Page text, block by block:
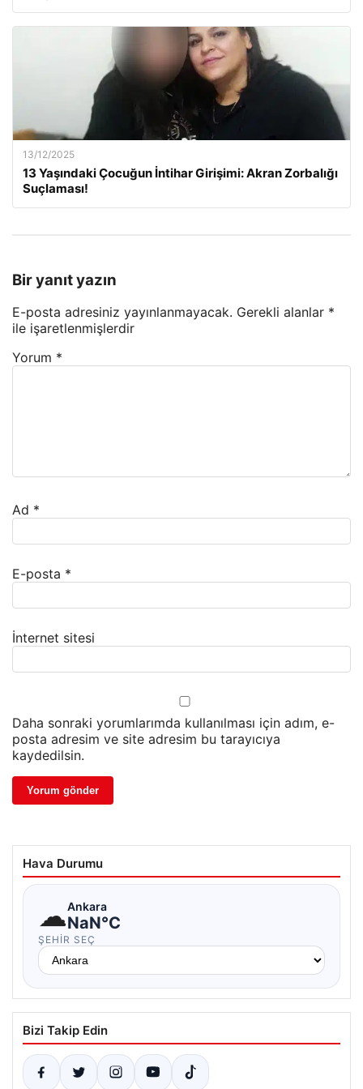
13/12/2025
13 Yaşındaki Çocuğun İntihar Girişimi: Akran Zorbalığı
Suçlaması!
Bir yanıt yazın
E-posta adresiniz yayınlanmayacak. Gerekli alanlar *
ile işaretlenmişlerdir
Yorum *
Ad *
E-posta *
İnternet sitesi
Daha sonraki yorumlarımda kullanılması için adım, e-
posta adresim ve site adresim bu tarayıcıya
kaydedilsin.
Hava Durumu
☁Ankara
NaN°C
ŞEHIR SEÇ
Bizi Takip Edin